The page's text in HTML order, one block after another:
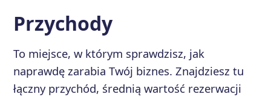
Przychody
To miejsce, w którym sprawdzisz, jak
naprawdę zarabia Twój biznes. Znajdziesz tu
łączny przychód, średnią wartość rezerwacji